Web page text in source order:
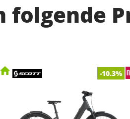
folgende
-10.3%